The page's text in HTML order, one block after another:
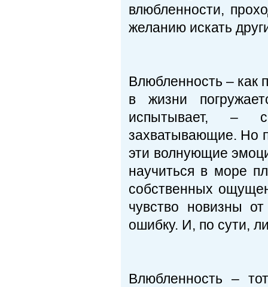
влюбленности,
желанию искать
Влюбленность – как
в жизни
испытывает, –
захватывающие. Но
эти волнующие
научиться в море
собственных
чувство новизны
ошибку. И, по сути,
Влюбленность –